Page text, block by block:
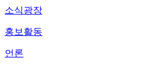
소식광장
홍보활동
언론